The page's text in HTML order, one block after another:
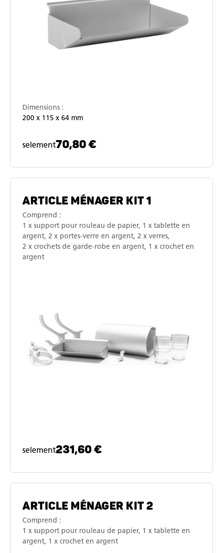
Dimensions :
200 x 115 x 64 mm
selement70,80 €
ARTICLE MÉNAGER KIT 1
Comprend :
1 x support pour rouleau de papier, 1 x tablette en
argent, 2 x portes-verre en argent, 2 x verres,
2 x crochets de garde-robe en argent, 1 x crochet en
argent
selement231,60 €
ARTICLE MÉNAGER KIT 2
Comprend :
1 x support pour rouleau de papier, 1 x tablette en
argent, 1 x crochet en argent